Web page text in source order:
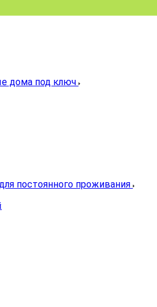
дома под ключ
постоянного проживания